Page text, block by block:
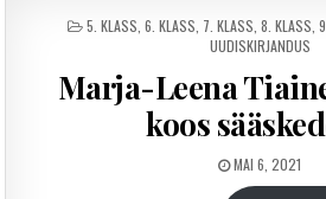
POSTED IN
5. KLASS 6. KLASS 7. KLASS 8. KLASS
UUDISKIRJANDUS
Marja-Leena
koos
PUBLISHED DATE:
MAI 6, 2021